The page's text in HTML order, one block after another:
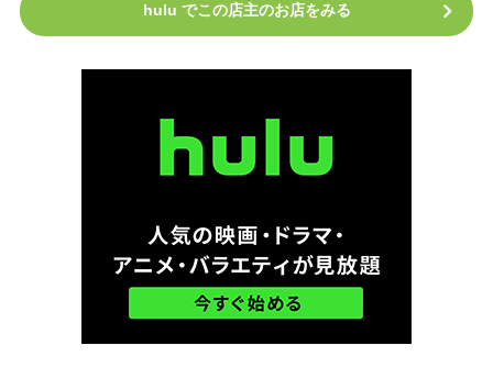
hulu でこの店主のお店をみる